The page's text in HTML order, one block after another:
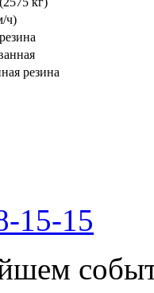
ч)
резина
15-15